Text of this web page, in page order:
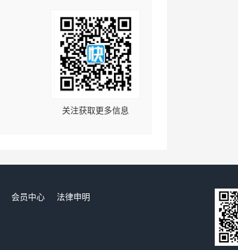
关注获取更多信息
会员中心
法律申明